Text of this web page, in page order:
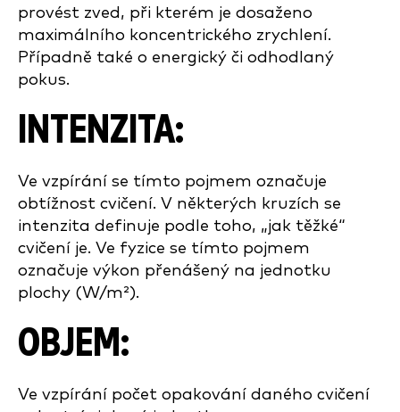
provést zved, při kterém je dosaženo
maximálního koncentrického zrychlení.
Případně také o energický či odhodlaný
pokus.
INTENZITA:
Ve vzpírání se tímto pojmem označuje
obtížnost cvičení. V některých kruzích se
intenzita definuje podle toho, „jak těžké“
cvičení je. Ve fyzice se tímto pojmem
označuje výkon přenášený na jednotku
plochy (W/m²).
OBJEM:
Ve vzpírání počet opakování daného cvičení